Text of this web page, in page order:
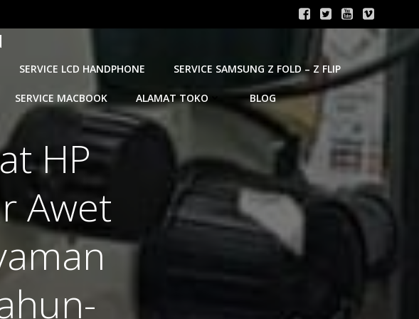
SERVICE LCD HANDPHONE SERVICE SAMSUNG Z FOLD – Z FLIP
SERVICE MACBOOK ALAMAT TOKO BLOG
HP
Awet